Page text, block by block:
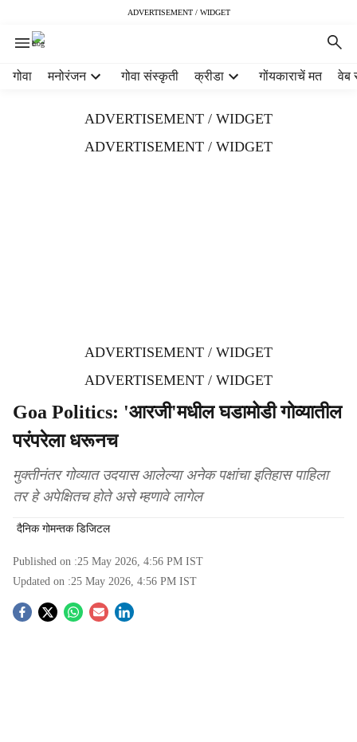
ADVERTISEMENT / WIDGET
गोवा मनोरंजन गोवा संस्कृती क्रीडा गोंयकाराचें मत वेब
ADVERTISEMENT / WIDGET
ADVERTISEMENT / WIDGET
ADVERTISEMENT / WIDGET
ADVERTISEMENT / WIDGET
Goa Politics: 'आरजी'मधील घडामोडी गोव्यातील
परंपरेला धरूनच
मुक्तीनंतर गोव्यात उदयास आलेल्या अनेक पक्षांचा इतिहास पाहिला
तर हे अपेक्षितच होते असे म्हणावे लागेल
दैनिक गोमन्तक डिजिटल
Published on :25 May 2026, 4:56 PM IST
Updated on :25 May 2026, 4:56 PM IST
S